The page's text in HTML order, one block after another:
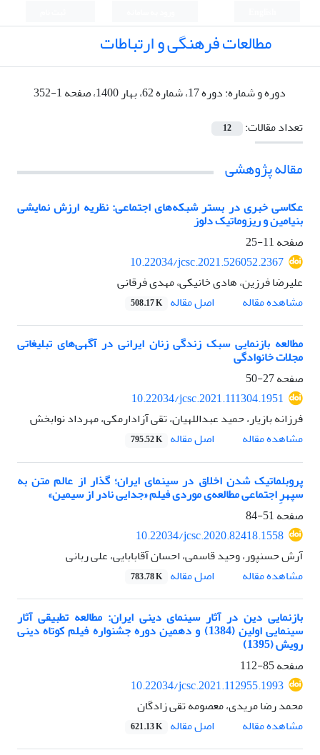
مطالعات فرهنگی و ارتباطات
دوره و شماره:دوره 17، شماره 62، بهار 1400، صفحه 1-352
تعداد مقالات:
12
مقاله پژوهشی
عکاسی خبری در بستر شبکه‌های اجتماعی: نظریه ارزش نمایشی
بنیامین و ریزوماتیک دلوز
صفحه11-25
10.22034/jcsc.2021.526052.2367
علیرضا فرزین، هادی خانیکی، مهدی فرقانی
مشاهده مقاله
اصل مقاله 508.17 K
مطالعه بازنمایی سبک زندگی زنان ایرانی در آگهی‌های تبلیغاتی
مجلات خانوادگی
صفحه27-50
10.22034/jcsc.2021.111304.1951
فرزانه بازیار، حمید عبداللهیان، تقی آزادارمکی، مهرداد نوابخش
مشاهده مقاله
اصل مقاله 795.52 K
پروبلماتیک شدن اخلاق در سینمای ایران؛ گذار از عالم متن به
سپهرِ اجتماعی مطالعه‌ی موردی فیلم «جدایی نادر از سیمین»
صفحه51-84
10.22034/jcsc.2020.82418.1558
آرش حسنپور، وحید قاسمی، احسان آقابابایی، علی ربانی
مشاهده مقاله
اصل مقاله 783.78 K
بازنمایی دین در آثار سینمای دینی ایران: مطالعه تطبیقی آثار
سینمایی اولین (1384) و دهمین دوره جشنواره فیلم کوتاه دینی
رویش (1395)
صفحه85-112
10.22034/jcsc.2021.112955.1993
محمد رضا مریدی، معصومه تقی زادگان
مشاهده مقاله
اصل مقاله 621.13 K